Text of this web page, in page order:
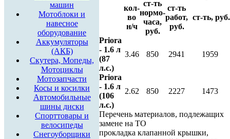
машин
Мотоблоки и
навесное
оборудование
Аккумуляторы
(АКБ)
Скутера, Мопеды,
Мотоциклы
Мотозапчасти
Косы и косилки
Автомобильные
шины диски
Спорттовары и
велосипеды
Снегоуборщики
кол-
во
н/ч
ст-ть
нормо-
часа,
руб.
ст-ть
работ,
руб.
ст-ть, руб.
Priora
- 1.6 л
(87
л.с.)
3.46 850 2941 1959
Priora
- 1.6 л
(106
л.с.)
2.62 850 2227 1473
Перечень материалов, подлежащих
замене на ТО
прокладка клапанной крышки,